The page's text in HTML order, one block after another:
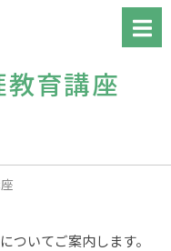
育講座
ついてご案内します。